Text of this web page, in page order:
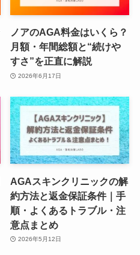
ノアのAGA料金はいくら？
月額・年間総額と“続けや
すさ”を正直に解説
2026年6月17日
AGAスキンクリニックの解
約方法と返金保証条件｜手
順・よくあるトラブル・注
意点まとめ
2026年5月12日